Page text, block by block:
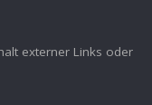
externer Links oder